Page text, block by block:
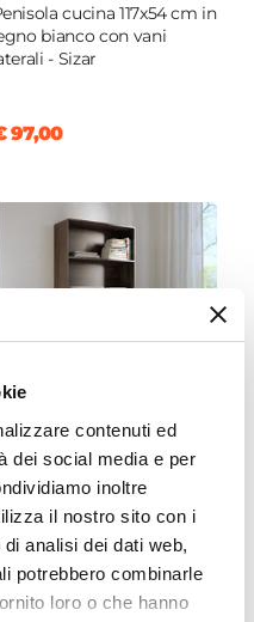
contenuti ed
dei social media e per
inoltre
il nostro sito con i
analisi dei dati web,
potrebbero combinarle
loro o che hanno
|Poggiapiedi
cucina 117x54 cm in
bianco con vani
- Sizar
97,00
EMB-L1K
80x180h cm in
rovere kover con 4
a giorno e 1 cassetto -
Ember
138,99